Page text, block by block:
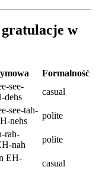
gratulacje w
Formalność
see-
dehs
casual
see-tah-
nehs
polite
rah-
nah
polite
EH-
casual